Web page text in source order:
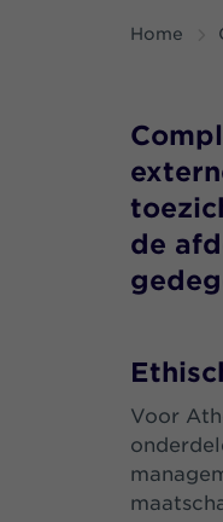
Home
de
Voor